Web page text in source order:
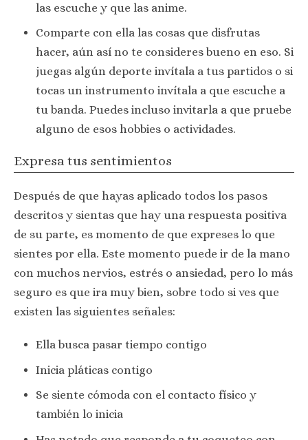
las escuche y que las anime.
Comparte con ella las cosas que disfrutas
hacer, aún así no te consideres bueno en eso. Si
juegas algún deporte invítala a tus partidos o si
tocas un instrumento invítala a que escuche a
tu banda. Puedes incluso invitarla a que pruebe
alguno de esos hobbies o actividades.
Expresa tus sentimientos
Después de que hayas aplicado todos los pasos
descritos y sientas que hay una respuesta positiva
de su parte, es momento de que expreses lo que
sientes por ella. Este momento puede ir de la mano
con muchos nervios, estrés o ansiedad, pero lo más
seguro es que ira muy bien, sobre todo si ves que
existen las siguientes señales:
Ella busca pasar tiempo contigo
Inicia pláticas contigo
Se siente cómoda con el contacto físico y
también lo inicia